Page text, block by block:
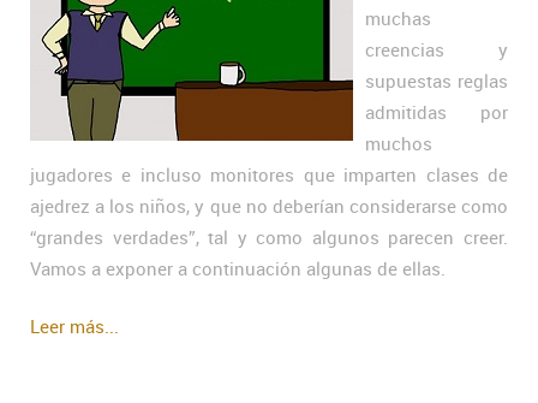
muchas
creencias y
supuestas reglas
admitidas por
muchos
jugadores e incluso monitores que imparten clases de
ajedrez a los niños, y que no deberían considerarse como
“grandes verdades”, tal y como algunos parecen creer.
Vamos a exponer a continuación algunas de ellas.
Leer más...